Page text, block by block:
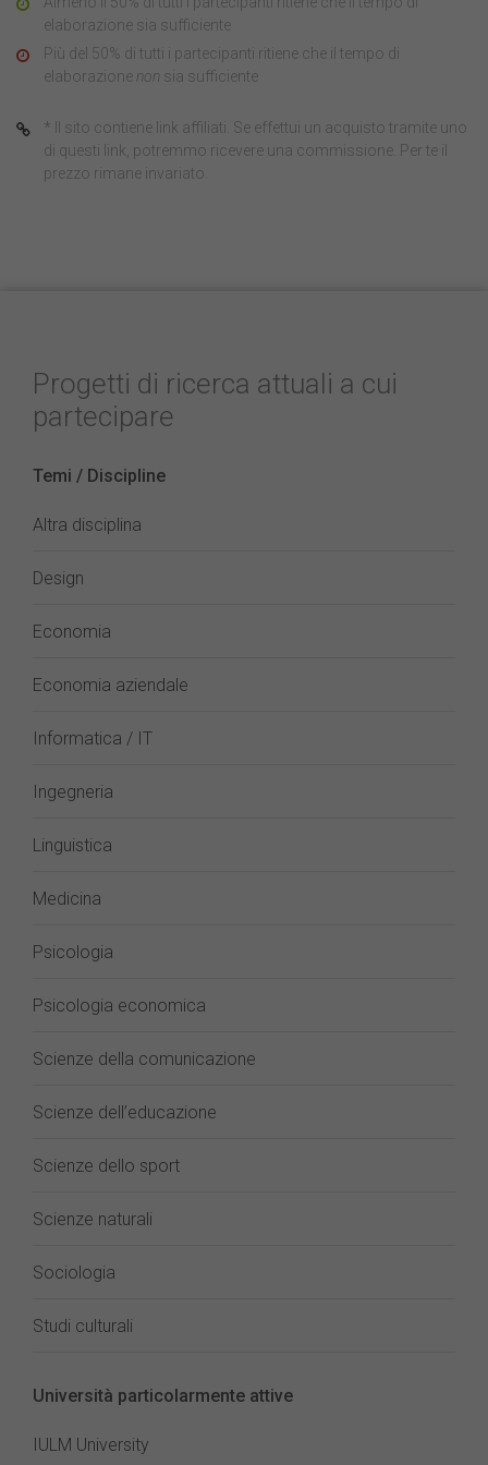
elaborazione sia sufficiente
Più del 50% di tutti i partecipanti ritiene che il tempo di
elaborazione non sia sufficiente
* Il sito contiene link affiliati. Se effettui un acquisto tramite uno
di questi link, potremmo ricevere una commissione. Per te il
prezzo rimane invariato.
Progetti di ricerca attuali a cui
partecipare
Temi / Discipline
Altra disciplina
Design
Economia
Economia aziendale
Informatica / IT
Ingegneria
Linguistica
Medicina
Psicologia
Psicologia economica
Scienze della comunicazione
Scienze dell’educazione
Scienze dello sport
Scienze naturali
Sociologia
Studi culturali
Università particolarmente attive
IULM University